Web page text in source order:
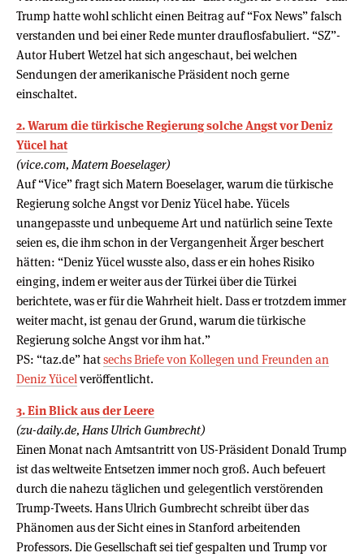
Trump hatte wohl schlicht einen Beitrag auf “Fox News” falsch
verstanden und bei einer Rede munter drauflosfabuliert. “SZ”-
Autor Hubert Wetzel hat sich angeschaut, bei welchen
Sendungen der amerikanische Präsident noch gerne
einschaltet.
2. Warum die türkische Regierung solche Angst vor Deniz
Yücel hat
(vice.com, Matern Boeselager)
Auf “Vice” fragt sich Matern Boeselager, warum die türkische
Regierung solche Angst vor Deniz Yücel habe. Yücels
unangepasste und unbequeme Art und natürlich seine Texte
seien es, die ihm schon in der Vergangenheit Ärger beschert
hätten: “Deniz Yücel wusste also, dass er ein hohes Risiko
einging, indem er weiter aus der Türkei über die Türkei
berichtete, was er für die Wahrheit hielt. Dass er trotzdem immer
weiter macht, ist genau der Grund, warum die türkische
Regierung solche Angst vor ihm hat.”
PS: “taz.de” hatsechs Briefe von Kollegen und Freunden an
Deniz Yücelveröffentlicht.
3. Ein Blick aus der Leere
(zu-daily.de, Hans Ulrich Gumbrecht)
Einen Monat nach Amtsantritt von US-Präsident Donald Trump
ist das weltweite Entsetzen immer noch groß. Auch befeuert
durch die nahezu täglichen und gelegentlich verstörenden
Trump-Tweets. Hans Ulrich Gumbrecht schreibt über das
Phänomen aus der Sicht eines in Stanford arbeitenden
Professors. Die Gesellschaft sei tief gespalten und Trump vor